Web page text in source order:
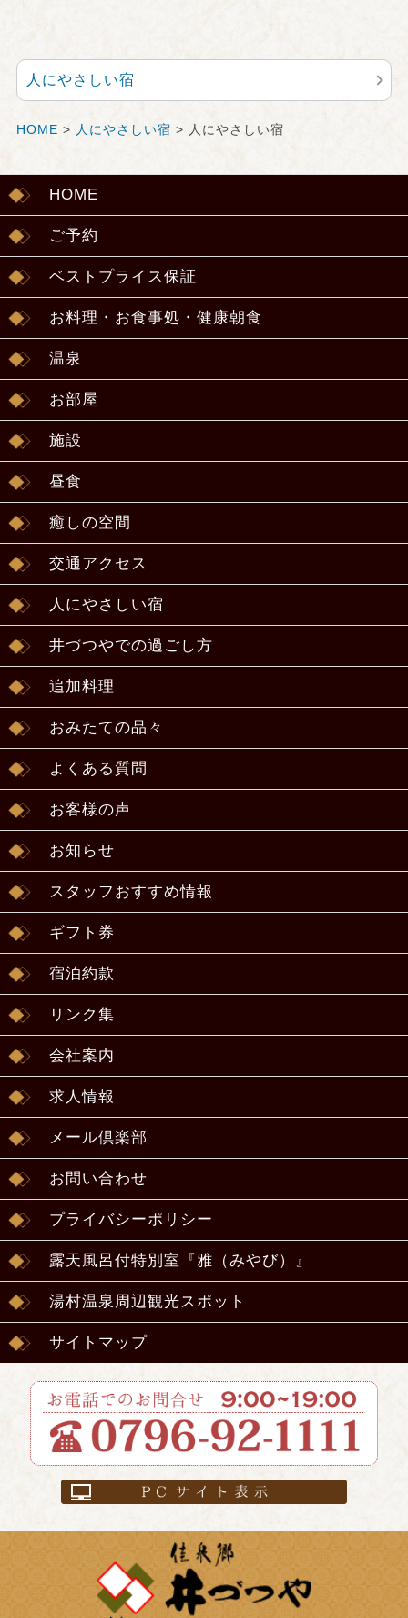
人にやさしい宿
HOME > 人にやさしい宿 > 人にやさしい宿
HOME
ご予約
ベストプライス保証
お料理・お食事処・健康朝食
温泉
お部屋
施設
昼食
癒しの空間
交通アクセス
人にやさしい宿
井づつやでの過ごし方
追加料理
おみたての品々
よくある質問
お客様の声
お知らせ
スタッフおすすめ情報
ギフト券
宿泊約款
リンク集
会社案内
求人情報
メール倶楽部
お問い合わせ
プライバシーポリシー
露天風呂付特別室『雅（みやび）』
湯村温泉周辺観光スポット
サイトマップ